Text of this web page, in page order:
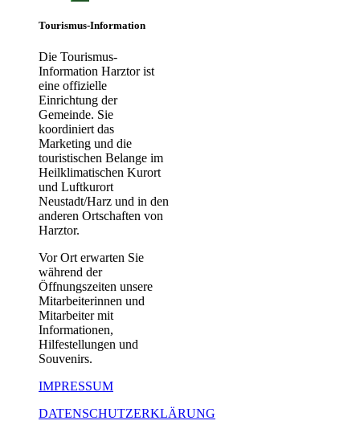
Tourismus-Information
Die Tourismus-
Information Harztor ist
eine offizielle
Einrichtung der
Gemeinde. Sie
koordiniert das
Marketing und die
touristischen Belange im
Heilklimatischen Kurort
und Luftkurort
Neustadt/Harz und in den
anderen Ortschaften von
Harztor.
Vor Ort erwarten Sie
während der
Öffnungszeiten unsere
Mitarbeiterinnen und
Mitarbeiter mit
Informationen,
Hilfestellungen und
Souvenirs.
IMPRESSUM
DATENSCHUTZERKLÄRUNG